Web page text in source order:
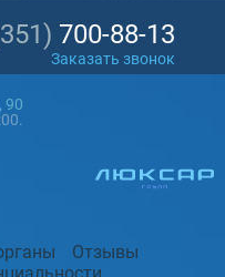
700-88-13
Заказать звонок
90
Отзывы